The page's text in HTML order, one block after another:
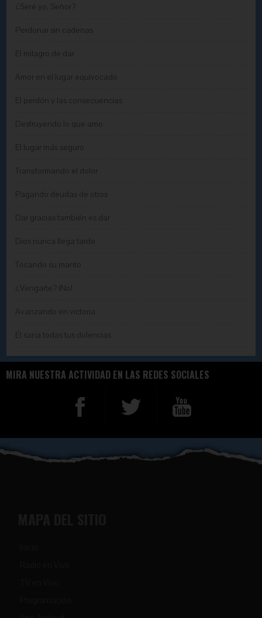
¿Seré yo, Señor?
Perdonar sin cadenas
El milagro de dar
Amor en el lugar equivocado
El perdón y las consecuencias
Destruyendo lo que amo
El lugar más seguro
Transformando el dolor
Pagando deudas de otros
Dar gracias también es dar
Dios nunca llega tarde
Tocando su manto
¿Vengarte? ¡No!
Avanzando en victoria
Él sana todas tus dolencias
MIRA NUESTRA ACTIVIDAD EN LAS REDES SOCIALES